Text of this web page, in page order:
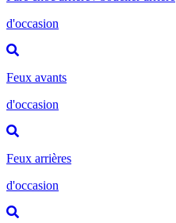
d'occasion
Feux avants
d'occasion
Feux arrières
d'occasion